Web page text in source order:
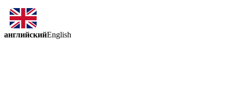
английскийEnglish